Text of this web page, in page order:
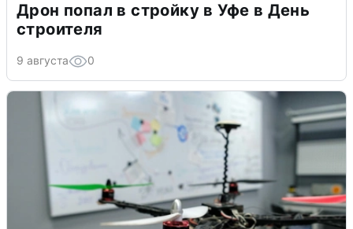
Дрон попал в стройку в Уфе в День
строителя
9 августа 0